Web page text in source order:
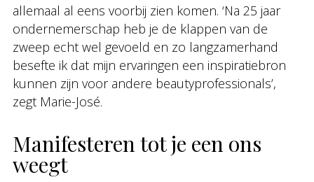
allemaal al eens voorbij zien komen. ‘Na 25 jaar
ondernemerschap heb je de klappen van de
zweep echt wel gevoeld en zo langzamerhand
besefte ik dat mijn ervaringen een inspiratiebron
kunnen zijn voor andere beautyprofessionals’,
zegt Marie-José.
Manifesteren tot je een ons
weegt